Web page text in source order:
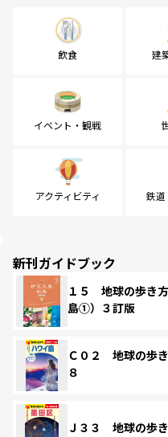
飲食 建
イベント・観戦
アクティビティ 鉄道
新刊ガイドブック
１５ 地球の歩き
島①）３訂版
Ｃ０２ 地球の歩
８
Ｊ３３ 地球の歩